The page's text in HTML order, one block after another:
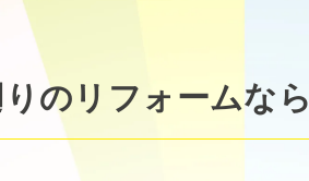
のリフォームなら